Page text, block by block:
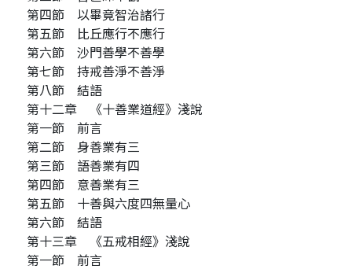
第四節 以畢竟智治諸行
第五節 比丘應行不應行
第六節 沙門善學不善學
第七節 持戒善淨不善淨
第八節 結語
第十二章 《十善業道經》淺說
第一節 前言
第二節 身善業有三
第三節 語善業有四
第四節 意善業有三
第五節 十善與六度四無量心
第六節 結語
第十三章 《五戒相經》淺說
第一節 前言